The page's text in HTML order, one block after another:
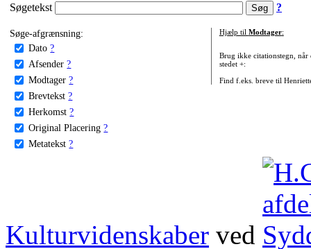
Søgetekst ?
Søge-afgrænsning:
Dato ?
Afsender ?
Modtager ?
Brevtekst ?
Herkomst ?
Original Placering ?
Metatekst ?
Hjælp til Modtager:
Brug ikke citationstegn, når
stedet +:
Find f.eks. breve til
Kulturvidenskaber ved